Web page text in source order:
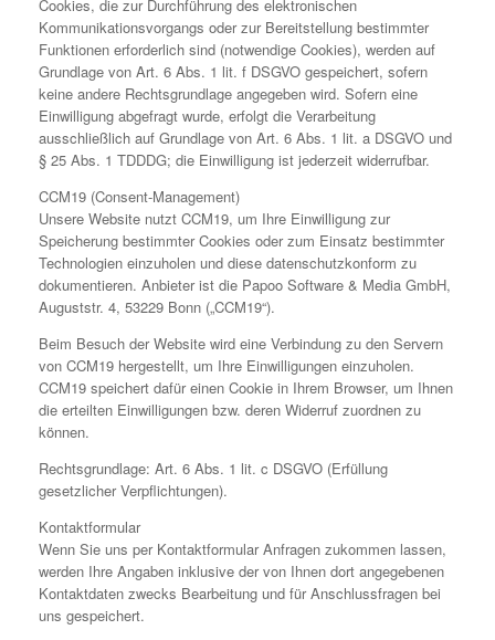
Cookies, die zur Durchführung des elektronischen
Kommunikationsvorgangs oder zur Bereitstellung bestimmter
Funktionen erforderlich sind (notwendige Cookies), werden auf
Grundlage von Art. 6 Abs. 1 lit. f DSGVO gespeichert, sofern
keine andere Rechtsgrundlage angegeben wird. Sofern eine
Einwilligung abgefragt wurde, erfolgt die Verarbeitung
ausschließlich auf Grundlage von Art. 6 Abs. 1 lit. a DSGVO und
§ 25 Abs. 1 TDDDG; die Einwilligung ist jederzeit widerrufbar.
CCM19 (Consent-Management)
Unsere Website nutzt CCM19, um Ihre Einwilligung zur
Speicherung bestimmter Cookies oder zum Einsatz bestimmter
Technologien einzuholen und diese datenschutzkonform zu
dokumentieren. Anbieter ist die Papoo Software & Media GmbH,
Auguststr. 4, 53229 Bonn („CCM19“).
Beim Besuch der Website wird eine Verbindung zu den Servern
von CCM19 hergestellt, um Ihre Einwilligungen einzuholen.
CCM19 speichert dafür einen Cookie in Ihrem Browser, um Ihnen
die erteilten Einwilligungen bzw. deren Widerruf zuordnen zu
können.
Rechtsgrundlage: Art. 6 Abs. 1 lit. c DSGVO (Erfüllung
gesetzlicher Verpflichtungen).
Kontaktformular
Wenn Sie uns per Kontaktformular Anfragen zukommen lassen,
werden Ihre Angaben inklusive der von Ihnen dort angegebenen
Kontaktdaten zwecks Bearbeitung und für Anschlussfragen bei
uns gespeichert.